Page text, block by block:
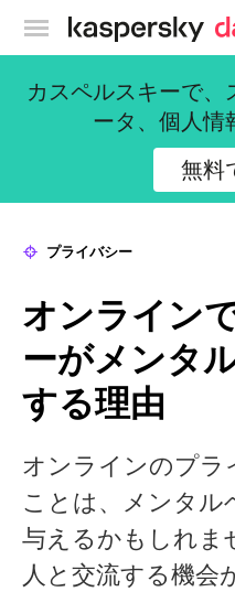
カ
カスペルスキーで
ータ、個人情
無料
プライバシー
オンライン
ーがメンタ
する理由
オンラインのプラ
ことは、メンタル
与えるかもしれま
人と交流する機会